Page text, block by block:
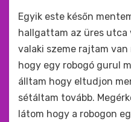
by monkey
Egyik este későn
hallgattam az üres utca
valaki szeme rajtam
hogy egy robogó gurul
álltam hogy eltudjon
sétáltam tovább.
látom hogy a robogon